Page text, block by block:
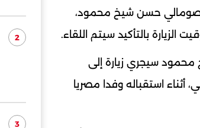
الصومالي حسن شيخ محمود،
الزيارة بالتأكيد سيتم اللقاء.
محمود سيجري زيارة إلى
استقباله وفدا مصريا
2
3